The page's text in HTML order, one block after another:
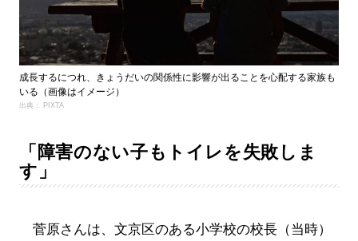
成長するにつれ、きょうだいの関係性に影響が出ることを心配する家族も
いる（画像はイメージ）
出典： PIXTA
「障害のない子もトイレを失敗しま
す」
菅原さんは、文京区のある小学校の校長（当時）